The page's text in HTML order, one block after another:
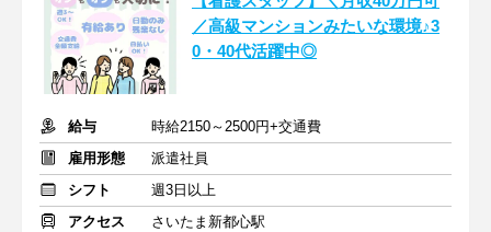
／高級マンションみたいな環境♪3
0・40代活躍中◎
給与
時給2150～2500円+交通費
雇用形態
派遣社員
シフト
週3日以上
アクセス
さいたま新都心駅